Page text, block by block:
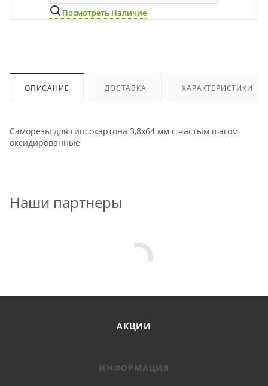
Посмотреть Наличие
ОПИСАНИЕ ДОСТАВКА ХАРАКТЕРИСТИКИ
Саморезы для гипсокартона 3,8x64 мм с частым шагом
оксидированные
Наши партнеры
АКЦИИ
ИНФОРМАЦИЯ